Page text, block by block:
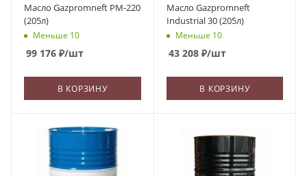
Масло Gazpromneft PM-220
(205л)
Меньше 10
99 176 ₽/шт
В КОРЗИНУ
Масло Gazpromneft
Industrial 30 (205л)
Меньше 10
43 208₽/шт
В КОРЗИНУ